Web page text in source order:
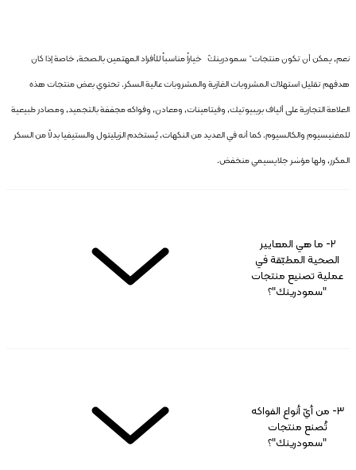
نعم، يمكن أن تكون منتجات "سمودرينك" خياراً مناسباً للأفراد المهتمين بالصحة، خاصة إذا كان
هدفهم تقليل استهلاك المشروبات الغازية والمشروبات عالية السكر. تحتوي بعض منتجات هذه
العلامة التجارية على ألياف بريبيوتيك، وفيتامينات، ومعادن، وفواكه مجففة بالتجميد، ومصادر طبيعية
للمغنيسيوم والكالسيوم. كما أنه في العديد من النكهات، يُستخدم الزيليتول والستيفيا بدلاً من السكر
المكرر، ولها مؤشر جلايسيمي منخفض.
2- ما هي المعايير
الصحية المطبّقة في
عملية تصنيع منتجات
"سمودرينك"؟
العلامة التجارية على ألياف بريبيوتيك، وفيتامينات، ومعادن، وفواكه مجففة بالتجميد، ومصادر طبيعية
للمغنيسيوم والكالسيوم. كما أنه في العديد من النكهات، يُستخدم الزيليتول والستيفيا بدلاً من السكر
3- من أيّ أنواع الفواكه
تُصنع منتجات
"سمودرينك"؟